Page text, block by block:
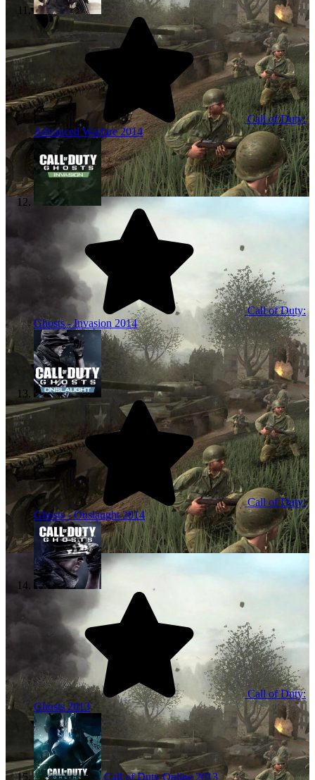
Call of Duty:
Advanced Warfare2014
Call of Duty:
Ghosts - Invasion 2014
Call of Duty:
Ghosts - Onslaught2014
Call of Duty:
Ghosts 2013
Call of Duty Online 2013